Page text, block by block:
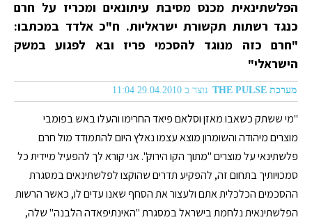
הפלשתינאית מכנס מסיבת עיתונאים ומכריז על חרם
כנגד רשתות תקשורת ישראליות. ח"כ אלדד במכתבו:
"חרם כזה מנוגד להסכמי פריז ובא לפגוע במשק
הישראלי"
מערכת THE PULSE נוצר ב 29.04.2010 11:04
"מי ששתק כשאבו מאזן וסלאם פיאד החרימו והעלו באש בפומבי
מוצרים מיהודה והשומרון מוצא עצמו נאלץ היום להתמודד מול חרם
פלשתינאי על מוצרים "מתוך הקו הירוק". אני קורא לך להפעיל מיידית כל
סמכויותיך בתחום זה, להפקיע תדרים שהוקצו לפלשתינאים במסגרת
ההסכמים הכלכלית אתם ולעצור את הסחף שאנו עדים לו, כאשר הרשות
הפלשתינאית נלחמת בישראל במסגרת "האינתיפאדה הלבנה" שלה,